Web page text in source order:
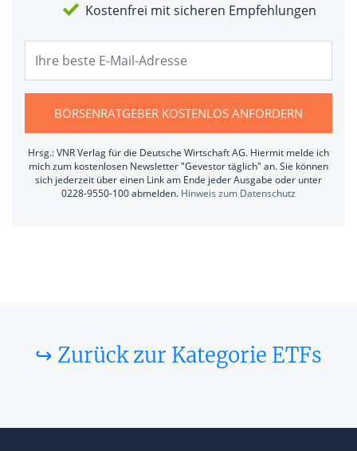
Kostenfrei mit sicheren Empfehlungen
BÖRSENRATGEBER KOSTENLOS ANFORDERN
Hrsg.: VNR Verlag für die Deutsche Wirtschaft AG. Hiermit melde ich
mich zum kostenlosen Newsletter "Gevestor täglich" an. Sie können
sich jederzeit über einen Link am Ende jeder Ausgabe oder unter
0228-9550-100 abmelden. Hinweis zum Datenschutz
↪ Zurück zur Kategorie ETFs